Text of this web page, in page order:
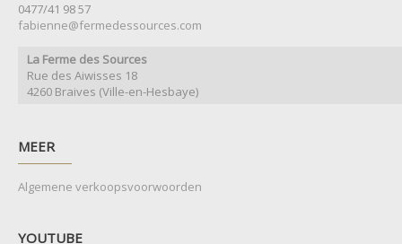
0477/41 98 57
fabienne@fermedessources.com
La Ferme des Sources
Rue des Aiwisses 18
4260 Braives (Ville-en-Hesbaye)
MEER
Algemene verkoopsvoorwoorden
YOUTUBE